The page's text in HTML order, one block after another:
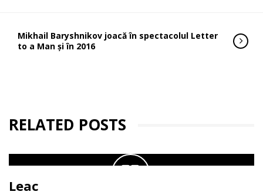
Mikhail Baryshnikov joacă în spectacolul Letter
to a Man și în 2016
RELATED POSTS
Leac